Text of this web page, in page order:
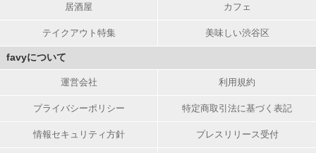
居酒屋 カフェ
テイクアウト特集 美味しい渋谷区
favyについて
運営会社 利用規約
プライバシーポリシー 特定商取引法に基づく表記
情報セキュリティ方針 プレスリリース受付